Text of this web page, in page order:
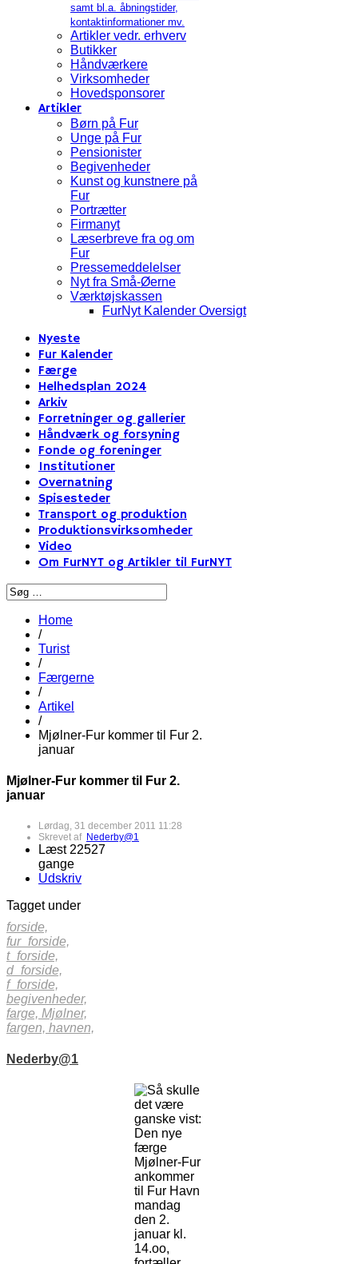
samt bl.a. åbningstider,
kontaktinformationer mv.
Artikler vedr. erhverv
Butikker
Håndværkere
Virksomheder
Hovedsponsorer
Artikler
Børn på Fur
Unge på Fur
Pensionister
Begivenheder
Kunst og kunstnere på
Fur
Portrætter
Firmanyt
Læserbreve fra og om
Fur
Pressemeddelelser
Nyt fra Små-Øerne
Værktøjskassen
FurNyt Kalender Oversigt
Nyeste
Fur Kalender
Færge
Helhedsplan 2024
Arkiv
Forretninger og gallerier
Håndværk og forsyning
Fonde og foreninger
Institutioner
Overnatning
Spisesteder
Transport og produktion
Produktionsvirksomheder
Video
Om FurNYT og Artikler til FurNYT
Home
/
Turist
/
Færgerne
/
Artikel
/
Mjølner-Fur kommer til Fur 2.
januar
Mjølner-Fur kommer til Fur 2.
januar
Lørdag, 31 december 2011 11:28
Skrevet af Nederby@1
Læst 22527
gange
Udskriv
Tagget under
forside,
fur_forside,
t_forside,
d_forside,
f_forside,
begivenheder,
farge, Mjølner,
fargen, havnen,
Nederby@1
Så skulle
det være
ganske vist:
Den nye
færge
Mjølner-Fur
ankommer
til Fur Havn
mandag
den 2.
januar kl.
14.oo,